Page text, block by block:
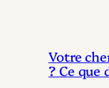
Votre
? Ce que